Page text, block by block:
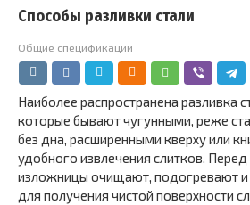
Способы разливки стали
Общие спецификации
Наиболее распространена разливка
ко­торые бывают чугунными, реже
без дна, расширенными кверху или
удобного извлечения слитков. Перед
изложницы очищают, подогревают и
для получения чистой поверхности